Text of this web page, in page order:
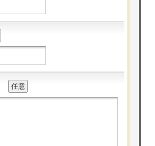
任意